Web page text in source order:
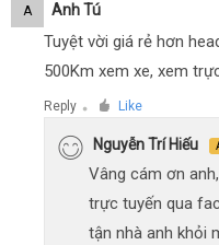
A Anh Tú
Tuyệt vời giá rẻ hơn
500Km xem xe, xem
Reply ● Like
Nguyễn Trí Hiếu
Vâng cám ơn
trực tuyến qua
tận nhà anh khỏi